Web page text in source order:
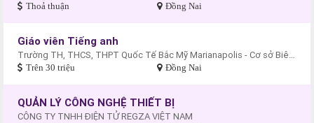
Thoả thuận Đồng Nai
Giáo viên Tiếng anh
Trường TH, THCS, THPT Quốc Tế Bắc Mỹ Marianapolis - Cơ sở Biên Hòa
Trên 30 triệu Đồng Nai
QUẢN LÝ CÔNG NGHỆ THIẾT BỊ
CÔNG TY TNHH ĐIỆN TỬ REGZA VIỆT NAM